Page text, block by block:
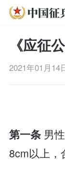
《应征
2021年01月14
第一条 男
8cm以上，